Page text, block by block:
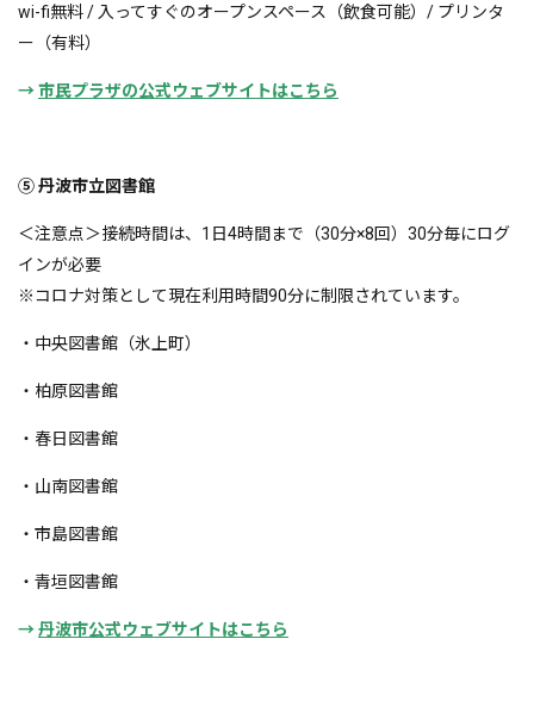
wi-fi無料 / 入ってすぐのオープンスペース（飲食可能）/ プリンタ
ー（有料）
→市民プラザの公式ウェブサイトはこちら
⑤ 丹波市立図書館
＜注意点＞接続時間は、1日4時間まで（30分×8回）30分毎にログ
インが必要
※コロナ対策として現在利用時間90分に制限されています。
・中央図書館（氷上町）
・柏原図書館
・春日図書館
・山南図書館
・市島図書館
・青垣図書館
→丹波市公式ウェブサイトはこちら